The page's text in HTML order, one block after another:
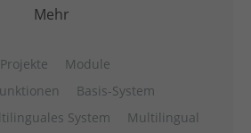
Mehr
Module
Basis-System
System
Multilingual